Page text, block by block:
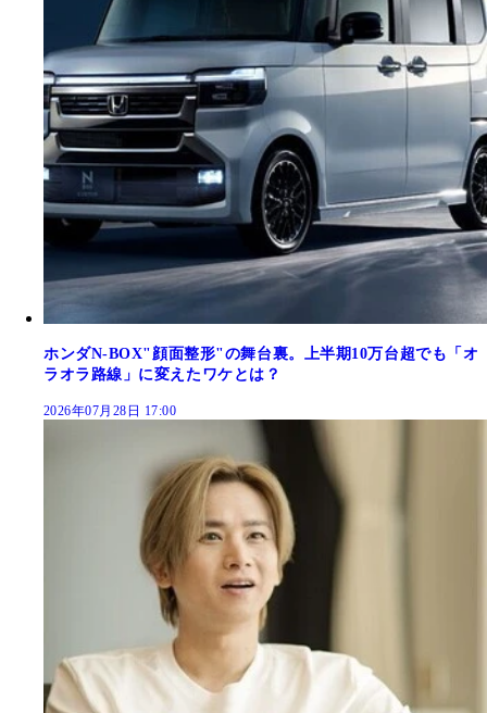
ホンダN-BOX"顔面整形"の舞台裏。上半期10万台超でも「オ
ラオラ路線」に変えたワケとは？
2026年07月28日 17:00